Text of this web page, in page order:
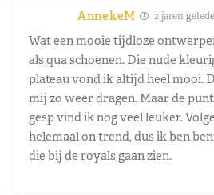
AnnekeM 2 jaren
Wat een mooie tijdloze
als qua schoenen. Die nude
plateau vond ik altijd heel mooi.
mij zo weer dragen. Maar de
gesp vind ik nog veel leuker.
helemaal on trend, dus ik ben
die bij de royals gaan zien.